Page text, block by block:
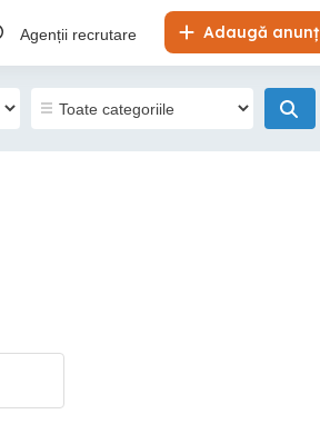
Adaugă anunț
Agenții recrutare